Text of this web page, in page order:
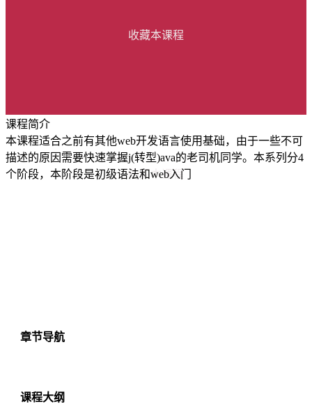
收藏本课程
购买本课程
课程简介
本课程适合之前有其他web开发语言使用基础，由于一些不可
描述的原因需要快速掌握j(转型)ava的老司机同学。本系列分4
个阶段，本阶段是初级语法和web入门
章节导航
课程大纲